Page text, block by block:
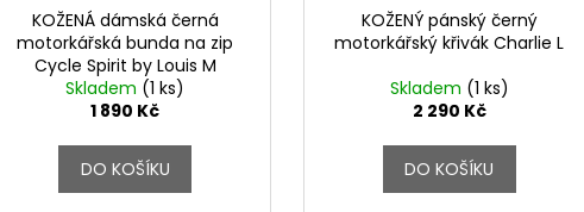
KOŽENÁ dámská černá
motorkářská bunda na zip
Cycle Spirit by Louis M
Skladem (1 ks)
1 890 Kč
DO KOŠÍKU
KOŽENÝ pánský černý
motorkářský křivák Charlie L
Skladem (1 ks)
2 290 Kč
DO KOŠÍKU